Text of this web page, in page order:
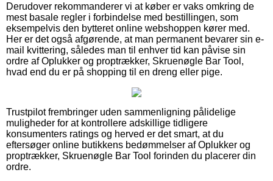
Derudover rekommanderer vi at køber er vaks omkring de
mest basale regler i forbindelse med bestillingen, som
eksempelvis den bytteret online webshoppen kører med.
Her er det også afgørende, at man permanent bevarer sin e-
mail kvittering, således man til enhver tid kan påvise sin
ordre af Oplukker og proptrækker, Skruenøgle Bar Tool,
hvad end du er på shopping til en dreng eller pige.
Trustpilot frembringer uden sammenligning pålidelige
muligheder for at kontrollere adskillige tidligere
konsumenters ratings og herved er det smart, at du
eftersøger online butikkens bedømmelser af Oplukker og
proptrækker, Skruenøgle Bar Tool forinden du placerer din
ordre.